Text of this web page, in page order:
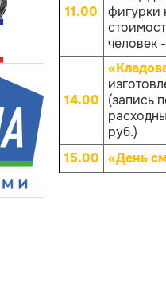
11.00
фигурки
человек
14.00
(запись
руб.)
15.00 «День